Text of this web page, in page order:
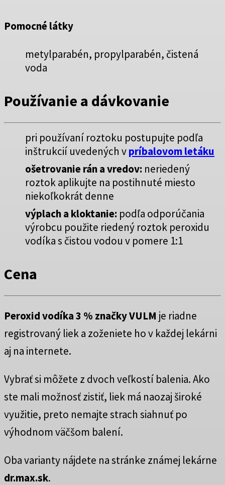
Pomocné látky
metylparabén, propylparabén, čistená
voda
Používanie a dávkovanie
pri používaní roztoku postupujte podľa
inštrukcií uvedených vpríbalovom letáku
ošetrovanie rán a vredov: neriedený
roztok aplikujte na postihnuté miesto
niekoľkokrát denne
výplach a kloktanie: podľa odporúčania
výrobcu použite riedený roztok peroxidu
vodíka s čistou vodou v pomere 1:1
Cena
Peroxid vodíka 3 % značky VULM je riadne
registrovaný liek a zoženiete ho v každej lekárni
aj na internete.
Vybrať si môžete z dvoch veľkostí balenia. Ako
ste mali možnosť zistiť, liek má naozaj široké
využitie, preto nemajte strach siahnuť po
výhodnom väčšom balení.
Oba varianty nájdete na stránke známej lekárne
dr.max.sk.